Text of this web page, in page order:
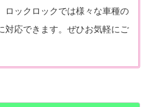
ロックロックでは様々な車種の
対応できます。ぜひお気軽にご